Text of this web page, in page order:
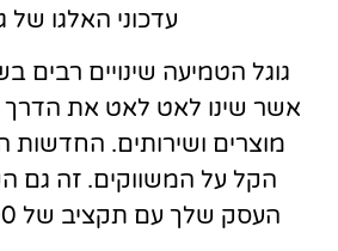
עדכוני האלגו של
גוגל הטמיעה שינויים רבים
אשר שינו לאט לאט את הדרך
מוצרים ושירותים. החדשות
הקל על המשווקים. זה גם
העסק שלך עם תקציב של $100 או פחות.